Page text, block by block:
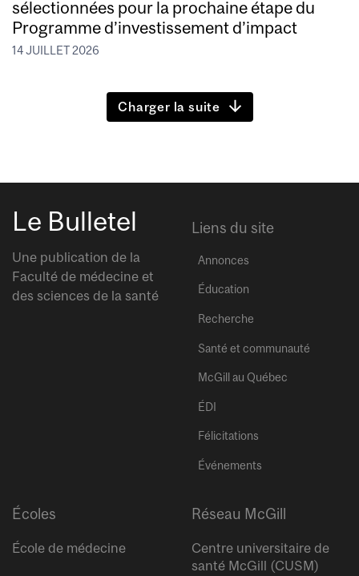
sélectionnées pour la prochaine étape du
Programme d’investissement d’impact
14 JUILLET 2026
Charger la suite
Le Bulletel
Une publication de la
Faculté de médecine et
des sciences de la santé
Liens du site
Annonces
Éducation
Recherche
Santé et communauté
McGill au Québec
ÉDI
Félicitations
Événements
Écoles
École de médecine
Réseau McGill
Centre universitaire de
santé McGill (CUSM)